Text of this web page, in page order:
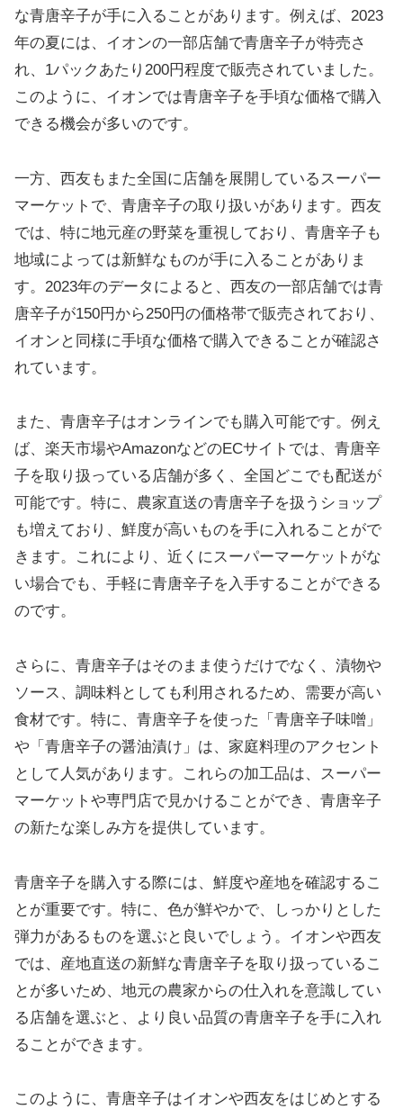
な青唐辛子が手に入ることがあります。例えば、2023
年の夏には、イオンの一部店舗で青唐辛子が特売さ
れ、1パックあたり200円程度で販売されていました。
このように、イオンでは青唐辛子を手頃な価格で購入
できる機会が多いのです。
一方、西友もまた全国に店舗を展開しているスーパー
マーケットで、青唐辛子の取り扱いがあります。西友
では、特に地元産の野菜を重視しており、青唐辛子も
地域によっては新鮮なものが手に入ることがありま
す。2023年のデータによると、西友の一部店舗では青
唐辛子が150円から250円の価格帯で販売されており、
イオンと同様に手頃な価格で購入できることが確認さ
れています。
また、青唐辛子はオンラインでも購入可能です。例え
ば、楽天市場やAmazonなどのECサイトでは、青唐辛
子を取り扱っている店舗が多く、全国どこでも配送が
可能です。特に、農家直送の青唐辛子を扱うショップ
も増えており、鮮度が高いものを手に入れることがで
きます。これにより、近くにスーパーマーケットがな
い場合でも、手軽に青唐辛子を入手することができる
のです。
さらに、青唐辛子はそのまま使うだけでなく、漬物や
ソース、調味料としても利用されるため、需要が高い
食材です。特に、青唐辛子を使った「青唐辛子味噌」
や「青唐辛子の醤油漬け」は、家庭料理のアクセント
として人気があります。これらの加工品は、スーパー
マーケットや専門店で見かけることができ、青唐辛子
の新たな楽しみ方を提供しています。
青唐辛子を購入する際には、鮮度や産地を確認するこ
とが重要です。特に、色が鮮やかで、しっかりとした
弾力があるものを選ぶと良いでしょう。イオンや西友
では、産地直送の新鮮な青唐辛子を取り扱っているこ
とが多いため、地元の農家からの仕入れを意識してい
る店舗を選ぶと、より良い品質の青唐辛子を手に入れ
ることができます。
このように、青唐辛子はイオンや西友をはじめとする